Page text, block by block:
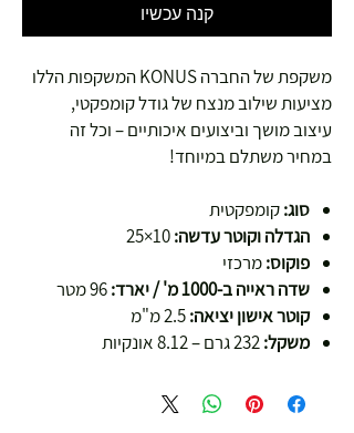
קנה עכשיו
משקפת של החברה KONUS המשקפות הללו
מציעות שילוב מנצח של גודל קומפקטי,
עיצוב מושך וביצועים איכותיים – וכל זה
במחיר משתלם במיוחד!
סוג:קומפקטית
הגדלה וקוטר עדשה:
פוקוס:מרכזי
שדה ראייה ב-1000 מ' / יארד:
קוטר אישון יציאה:
משקל: